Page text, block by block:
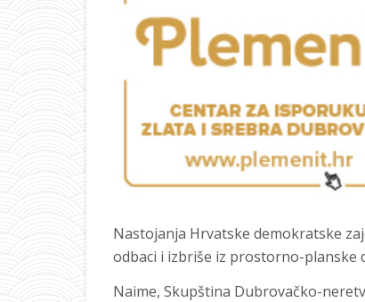
Nastojanja Hrvatske demokratske
odbaci i izbriše iz prostorno-planske
Naime, Skupština Dubrovačko-